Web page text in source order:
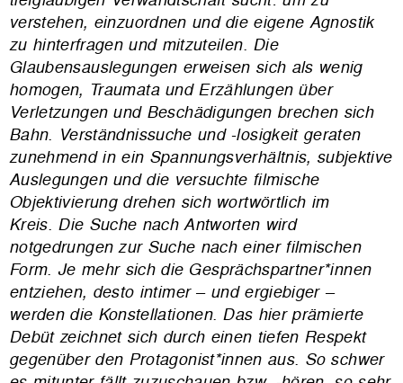
verstehen, einzuordnen und die eigene Agnostik
zu hinterfragen und mitzuteilen. Die
Glaubensauslegungen erweisen sich als wenig
homogen, Traumata und Erzählungen über
Verletzungen und Beschädigungen brechen sich
Bahn. Verständnissuche und -losigkeit geraten
zunehmend in ein Spannungsverhältnis, subjektive
Auslegungen und die versuchte filmische
Objektivierung drehen sich wortwörtlich im
Kreis. Die Suche nach Antworten wird
notgedrungen zur Suche nach einer filmischen
Form. Je mehr sich die Gesprächspartner*innen
entziehen, desto intimer – und ergiebiger –
werden die Konstellationen. Das hier prämierte
Debüt zeichnet sich durch einen tiefen Respekt
gegenüber den Protagonist*innen aus. So schwer